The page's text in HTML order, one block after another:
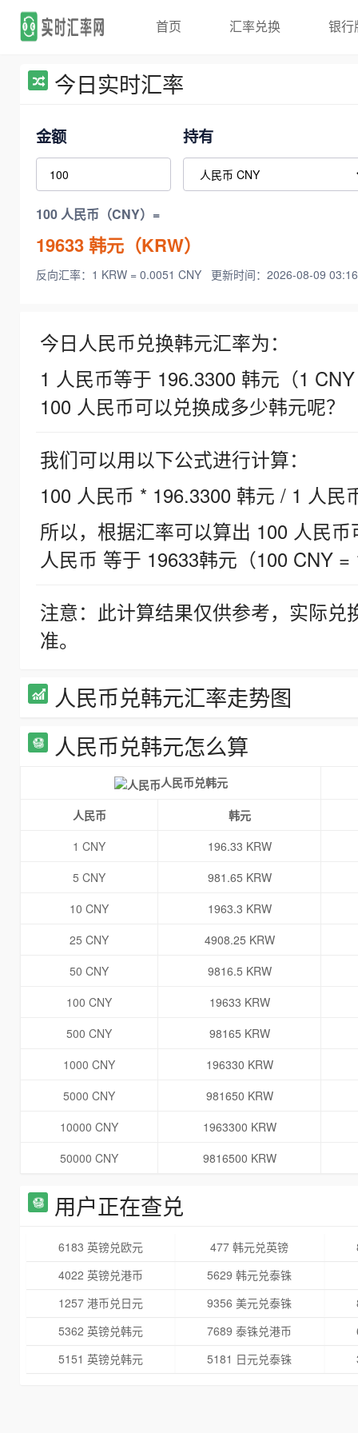
首页 汇率兑换 银行
今日实时汇率
金额 持有
100 人民币（CNY）=
19633韩元（KRW）
反向汇率：1 KRW = 0.0051 CNY 更新时间：2026-08-09
今日人民币兑换韩元汇率为：
1 人民币等于 196.3300 韩元（1
100 人民币可以兑换成多少韩元呢？
我们可以用以下公式进行计算：
100 人民币 * 196.3300 韩元 / 1 人民
所以，根据汇率可以算出 100 人民
人民币 等于 19633韩元（100 CNY =
注意：此计算结果仅供参考，实际
准。
人民币兑韩元汇率走势图
人民币兑韩元怎么算
人民币兑韩元
人民币
韩元
1 CNY
196.33 KRW
5 CNY
981.65 KRW
10 CNY
1963.3 KRW
25 CNY
4908.25 KRW
50 CNY
9816.5 KRW
100 CNY
19633 KRW
500 CNY
98165 KRW
1000 CNY
196330 KRW
5000 CNY
981650 KRW
10000 CNY
1963300 KRW
50000 CNY
9816500 KRW
用户正在查兑
6183 英镑兑欧元 477 韩元兑英镑
4022 英镑兑港币
5629 韩元兑泰铢
1257 港币兑日元
9356 美元兑泰铢
5362 英镑兑韩元
7689 泰铢兑港币
5151 英镑兑韩元
5181 日元兑泰铢